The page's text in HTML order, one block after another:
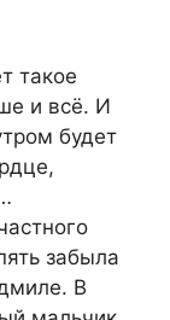
такое
и всё. И
будет
забыла
В